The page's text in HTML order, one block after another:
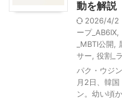
動を解説
2026/4/2
ープ_AB6IX
_MBTI公開
サー 役割_
パク・ウジ
月2日、韓
ン。幼い頃